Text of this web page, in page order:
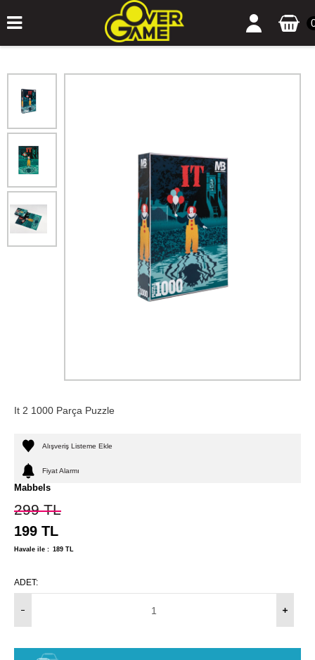
It 2 1000 Parça Puzzle
Alışveriş Listeme Ekle
Fiyat Alarmı
Mabbels
299TL
199 TL
Havale ile : TL
189
ADET: